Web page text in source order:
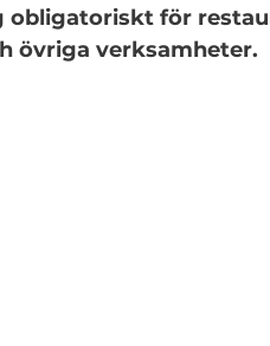
obligatoriskt för
övriga verksamheter.